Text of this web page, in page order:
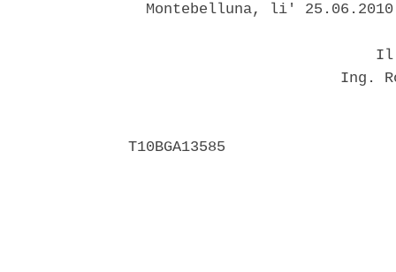
Montebelluna, li'
Ing.